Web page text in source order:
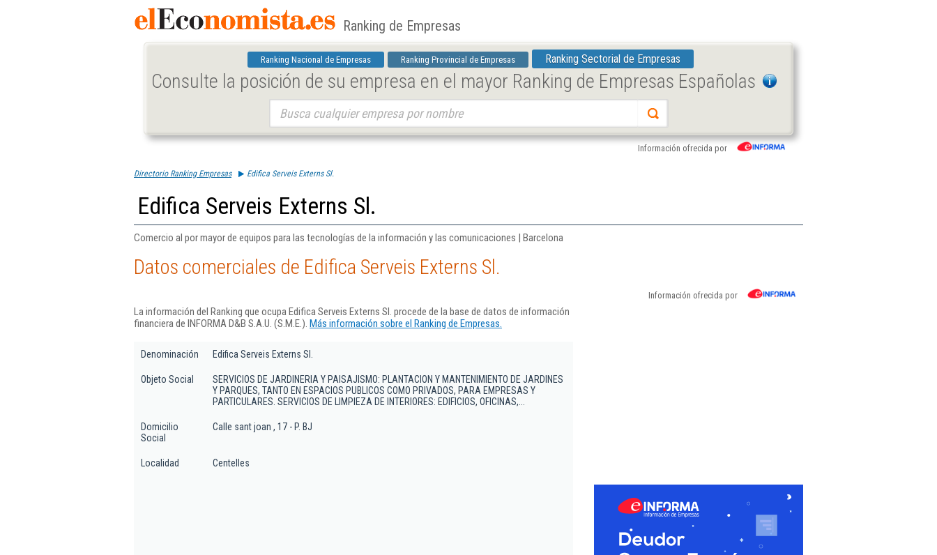
Ranking de Empresas
Ranking Nacional de Empresas Ranking Provincial de Empresas Ranking Sectorial de Empresas
Consulte la posición de su empresa en el mayor Ranking de Empresas Españolas
Información ofrecida por
Directorio Ranking Empresas Edifica Serveis Externs Sl.
Edifica Serveis Externs Sl.
Comercio al por mayor de equipos para las tecnologías de la información y las comunicaciones | Barcelona
Datos comerciales de Edifica Serveis Externs Sl.
Información ofrecida por
La información del Ranking que ocupa Edifica Serveis Externs Sl. procede de la base de datos de información
financiera de INFORMA D&B S.A.U. (S.M.E.). Más información sobre el Ranking de Empresas.
Denominación Edifica Serveis Externs Sl.
Objeto Social
SERVICIOS DE JARDINERIA Y PAISAJISMO: PLANTACION Y MANTENIMIENTO DE JARDINES
Y PARQUES, TANTO EN ESPACIOS PUBLICOS COMO PRIVADOS, PARA EMPRESAS Y
PARTICULARES. SERVICIOS DE LIMPIEZA DE INTERIORES: EDIFICIOS, OFICINAS,...
Domicilio
Social
Calle sant joan , 17 - P. BJ
Localidad Centelles